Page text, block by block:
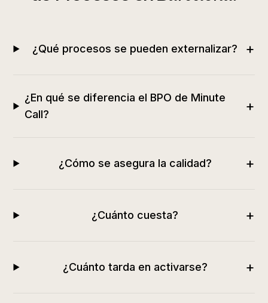
¿Qué procesos se pueden externalizar? +
¿En qué se diferencia el BPO de Minute
Call?
+
¿Cómo se asegura la calidad? +
¿Cuánto cuesta? +
¿Cuánto tarda en activarse? +